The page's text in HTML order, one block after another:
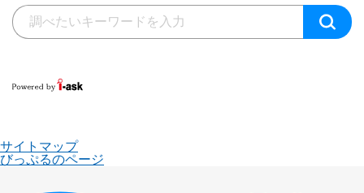
サイトマップ
びっぷるのページ